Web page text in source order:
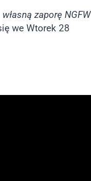
zaporę NGFW
we Wtorek 28